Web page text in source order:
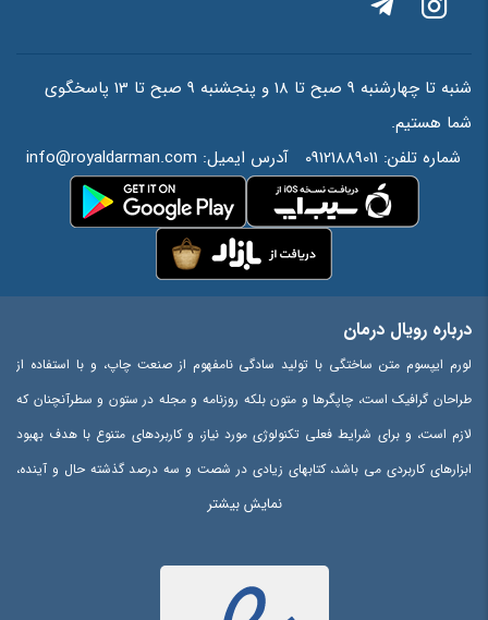
شنبه تا چهارشنبه 9 صبح تا 18 و پنجشنبه 9 صبح تا 13 پاسخگوی
شما هستیم.
شماره تلفن: 09121889011 آدرس ایمیل: info@royaldarman.com
درباره رویال درمان
لورم ایپسوم متن ساختگی با تولید سادگی نامفهوم از صنعت چاپ، و با استفاده از
طراحان گرافیک است، چاپگرها و متون بلکه روزنامه و مجله در ستون و سطرآنچنان که
لازم است، و برای شرایط فعلی تکنولوژی مورد نیاز، و کاربردهای متنوع با هدف بهبود
ابزارهای کاربردی می باشد، کتابهای زیادی در شصت و سه درصد گذشته حال و آینده،
شناخت فراوان جامعه و متخصصان را می طلبد، تا با نرم افزارها شناخت بیشتری را
ایجاد کرد، در این صورت می توان امید داشت که تمام و دشواری موجود در ارائه
راهکارها، و شرایط سخت تایپ به پایان رسد و زمان مورد نیاز شامل حروفچینی
نمایش بیشتر